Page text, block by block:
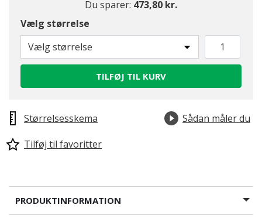
Du sparer: 473,80 kr.
Vælg størrelse
Vælg størrelse
TILFØJ TIL KURV
Størrelsesskema
Sådan måler du
Tilføj til favoritter
PRODUKTINFORMATION